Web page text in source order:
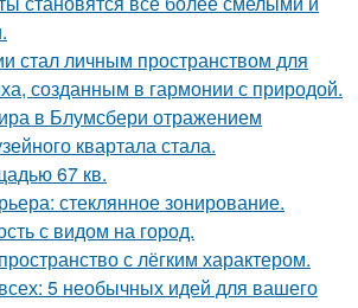
стал личным пространством для
созданным в гармонии с природой.
в Блумсбери отражением
квартала стала.
67 кв.
стеклянное зонирование.
с видом на город.
с лёгким характером.
5 необычных идей для вашего